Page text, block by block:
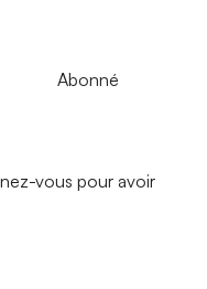
Abonné
vous pour avoir